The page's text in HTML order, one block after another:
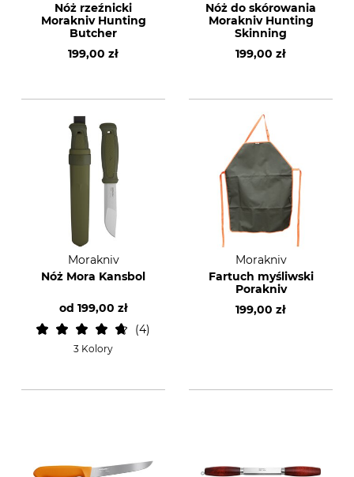
Nóż rzeźnicki
Morakniv Hunting
Butcher
199,00 zł
Nóż do skórowania
Morakniv Hunting
Skinning
199,00 zł
Morakniv
Nóż Mora Kansbol
od 199,00 zł
4
3 Kolory
Morakniv
Fartuch myśliwski
Porakniv
199,00 zł